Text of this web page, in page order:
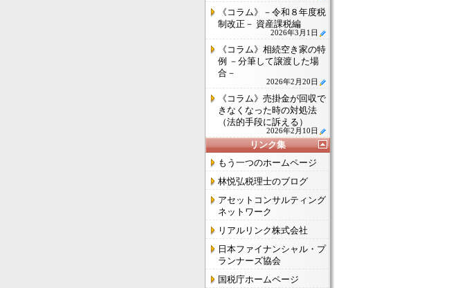
《コラム》－令和８年度税
制改正－ 資産課税編
2026年3月1日
《コラム》相続空き家の特
例 －分筆して譲渡した場
合－
2026年2月20日
《コラム》売掛金が回収で
きなくなった時の対処法
（法的手段に訴える）
2026年2月10日
リンク集
もう一つのホームページ
林悦弘税理士のブログ
アセットコンサルティング
ネットワーク
リアルリンク株式会社
日本ファイナンシャル・プ
ランナーズ協会
国税庁ホームページ